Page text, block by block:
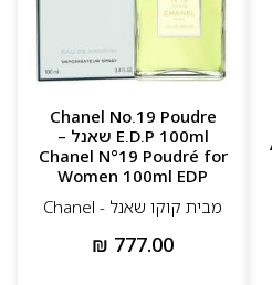
Chanel No.19 Poudre
E.D.P 100ml שאנל –
Chanel N°19 Poudré for
Women 100ml EDP
מבית קוקו שאנל - Chanel
₪ 777.00